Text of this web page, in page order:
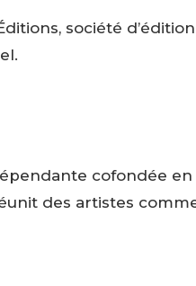
société
cofondée en
des artistes